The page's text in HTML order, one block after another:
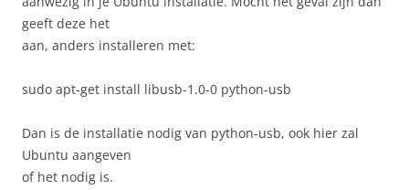
geeft deze het
aan, anders installeren met:
sudo apt-get install libusb-1.0-0 python-usb
Dan is de installatie nodig van python-usb, ook hier zal
Ubuntu aangeven
of het nodig is.